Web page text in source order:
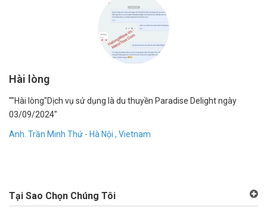
Hài lòng
""Hài lòng"Dịch vụ sử dụng là du thuyền Paradise Delight ngày
03/09/2024"
Anh. Trần Minh Thứ - Hà Nội , Vietnam
Tại Sao Chọn Chúng Tôi